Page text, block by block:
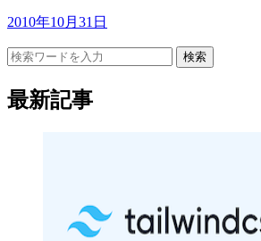
2010年10月31日
検索
最新記事